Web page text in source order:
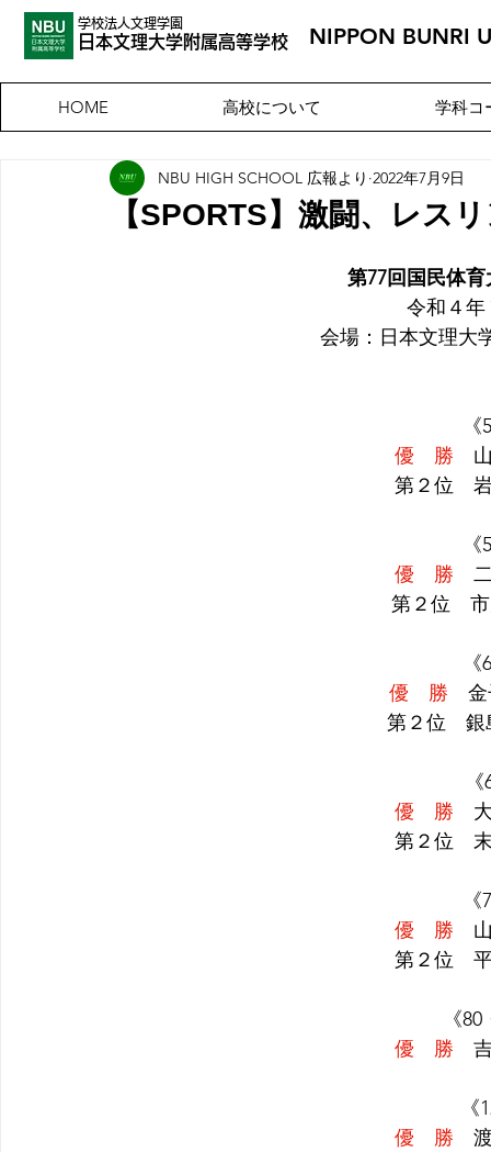
学校法人文理学園
​日本文理大学附属高等学校 NIPPON BUNRI
HOME 高校について 学科コ
【SPORTS】激闘、レス
NBU HIGH SCHOOL 広報より 2022年7月9日
第77回国民体
令和４
会場：日本文理
優　勝 山
第２位　
優　勝 二
第２位　
優　勝 金
第２位　
優　勝 大
第２位　
優　勝 山
第２位　
《
優　勝 吉
優　勝 渡